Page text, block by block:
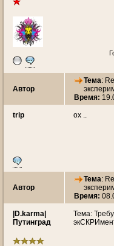
Автор
Тема:
Время:
trip ох ..
Автор
Тема:
Время:
|D.karma|
Путинград
Тема: